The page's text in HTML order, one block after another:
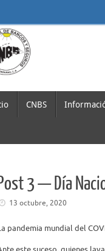
CNBS
Post 3 — Día
13 octubre, 2020
pandemia mundial del